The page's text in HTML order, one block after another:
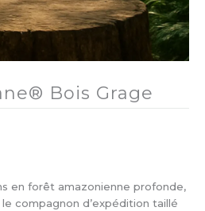
Bois Grage
en forêt amazonienne profonde,
compagnon d’expédition taillé